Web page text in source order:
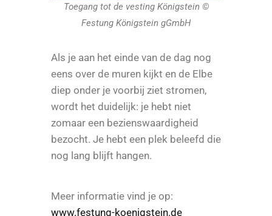
Toegang tot de vesting Königstein ©
Festung Königstein gGmbH
Als je aan het einde van de dag nog
eens over de muren kijkt en de Elbe
diep onder je voorbij ziet stromen,
wordt het duidelijk: je hebt niet
zomaar een bezienswaardigheid
bezocht. Je hebt een plek beleefd die
nog lang blijft hangen.
Meer informatie vind je op:
www.festung-koenigstein.de